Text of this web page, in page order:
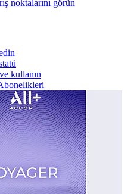
noktalarını görün
kullanın